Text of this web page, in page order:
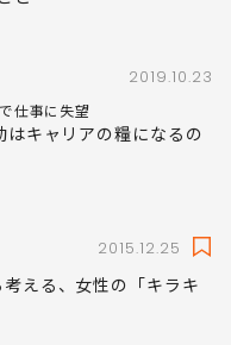
と”
仕事に失望